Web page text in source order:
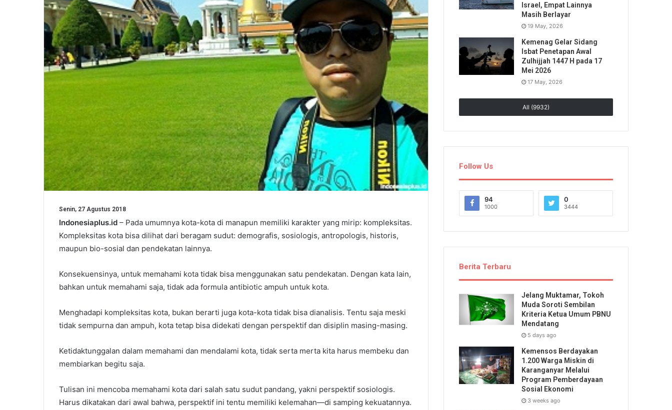
Senin, 27 Agustus 2018
Indonesiaplus.id – Pada umumnya kota-kota di manapun memiliki karakter yang mirip: kompleksitas.
Kompleksitas kota bisa dilihat dari beragam sudut: demografis, sosiologis, antropologis, historis,
maupun bio-sosial dan pendekatan lainnya.
Konsekuensinya, untuk memahami kota tidak bisa menggunakan satu pendekatan. Dengan kata lain,
bahkan untuk memahami saja, tidak ada formula antibiotic ampuh untuk kota.
Menghadapi kompleksitas kota, bukan berarti juga kota-kota tidak bisa dianalisis. Tentu saja meski
tidak sempurna dan ampuh, kota tetap bisa didekati dengan perspektif dan disiplin masing-masing.
Ketidaktunggalan dalam memahami dan mendalami kota, tidak serta merta kita harus membeku dan
membiarkan begitu saja.
Tulisan ini mencoba memahami kota dari salah satu sudut pandang, yakni perspektif sosiologis.
Harus dikatakan dari awal bahwa, perspektif ini tentu memiliki kelemahan—di samping kekuatannya.
Israel, Empat Lainnya
Masih Berlayar
19 May, 2026
Kemenag Gelar Sidang
Isbat Penetapan Awal
Zulhijjah 1447 H pada 17
Mei 2026
17 May, 2026
All (9932)
Follow Us
94
1000
0
3444
Berita Terbaru
Jelang Muktamar, Tokoh
Muda Soroti Sembilan
Kriteria Ketua Umum PBNU
Mendatang
5 days ago
Kemensos Berdayakan
1.200 Warga Miskin di
Karanganyar Melalui
Program Pemberdayaan
Sosial Ekonomi
3 weeks ago